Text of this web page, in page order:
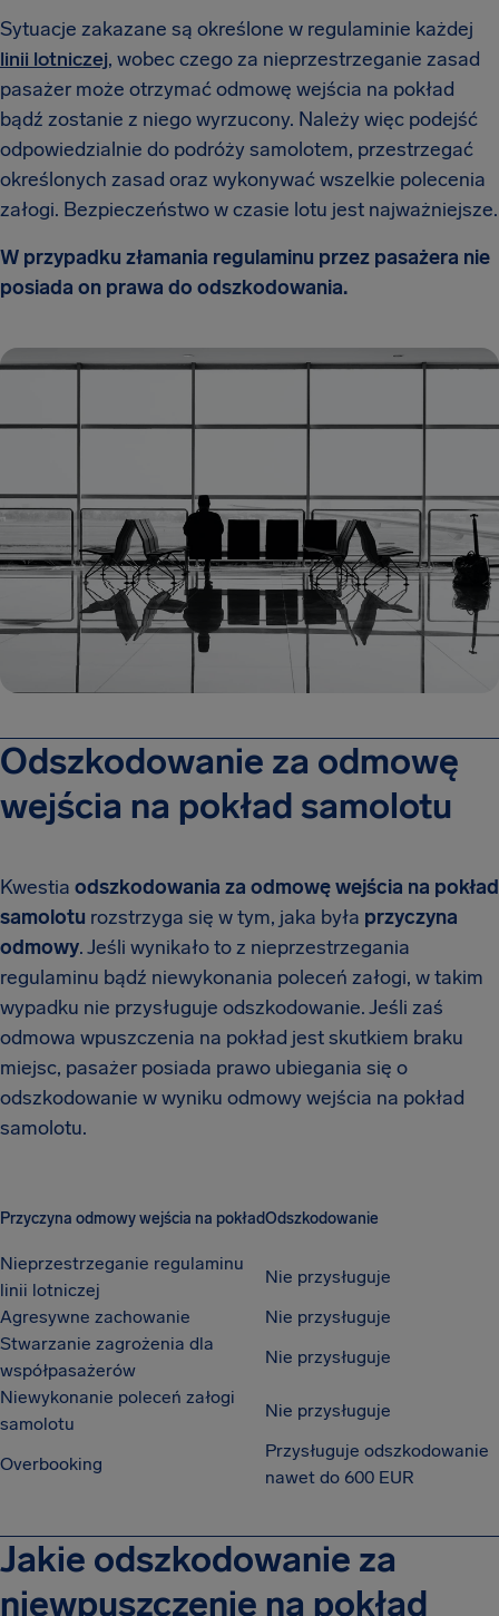
Sytuacje zakazane są określone w regulaminie każdej
linii lotniczej, wobec czego za nieprzestrzeganie zasad
pasażer może otrzymać odmowę wejścia na pokład
bądź zostanie z niego wyrzucony. Należy więc podejść
odpowiedzialnie do podróży samolotem, przestrzegać
określonych zasad oraz wykonywać wszelkie polecenia
załogi. Bezpieczeństwo w czasie lotu jest najważniejsze.
W przypadku złamania regulaminu przez pasażera nie
posiada on prawa do odszkodowania.
Odszkodowanie za odmowę
wejścia na pokład samolotu
Kwestia odszkodowania za odmowę wejścia na pokład
samolotu rozstrzyga się w tym, jaka była przyczyna
odmowy. Jeśli wynikało to z nieprzestrzegania
regulaminu bądź niewykonania poleceń załogi, w takim
wypadku nie przysługuje odszkodowanie. Jeśli zaś
odmowa wpuszczenia na pokład jest skutkiem braku
miejsc, pasażer posiada prawo ubiegania się o
odszkodowanie w wyniku odmowy wejścia na pokład
samolotu.
Przyczyna odmowy wejścia na pokładOdszkodowanie
Nieprzestrzeganie regulaminu
linii lotniczej
Nie przysługuje
Agresywne zachowanie
Nie przysługuje
Stwarzanie zagrożenia dla
współpasażerów
Nie przysługuje
Niewykonanie poleceń załogi
samolotu
Nie przysługuje
Overbooking
Przysługuje odszkodowanie
nawet do 600 EUR
Jakie odszkodowanie za
niewpuszczenie na pokład